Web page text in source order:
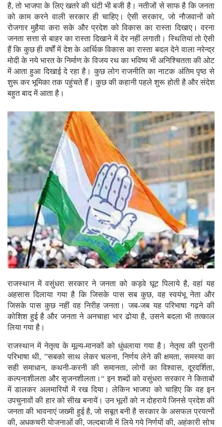
है, तो भाजपा के लिए खतरे की घंटी भी बजी है। नतीजों से साफ है कि जनता
को काम करने वाली सरकार ही चाहिए। ऐसी सरकार, जो नौजवानों को
रोजगार मुहैया करा सके और प्रदेश को विकास का रास्ता दिखाए। वरना
जनता सत्ता से बाहर का रास्ता दिखाने में देर नहीं लगाती। स्थितियां तो ऐसी
हैं कि कुछ ही वर्षों में देश के आर्थिक विकास का रास्ता बदल देने वाला नरेन्द्र
मोदी के नये भारत के निर्माण के विजय रथ का भविष्य भी अनिश्चितता की ओट
में आता हुआ दिखाई दे रहा है। कुछ लोग राजनीति का नाटक अंतिम पृष्ठ से
शुरू कर भूमिका तक पहुंचते हैं। कुछ की कहानी पहले शुरू होती है और संदेश
बहुत बाद में आता है।
राजस्थान में वसुंधरा सरकार ने जनता को कड़वे घूट पिलाये है, वहां यह
अहसास दिलाया गया है कि जिसके पास सब कुछ, वह स्वयंभू नेता और
जिसके पास कुछ नहीं वह निरीह जनता। जब-जब यह परिभाषा गढ़ने की
कोशिश हुई है और जनता ने अनचाहा भार ढोया है, उसने बदला भी तत्काल
लिया गया है।
राजस्थान में नेतृत्व के मूल्य-मानकों को धुंधलाया गया है। नेतृत्व की पुरानी
परिभाषा थी, ”सबको साथ लेकर चलना, निर्णय लेने की क्षमता, समस्या का
सही समाधान, कथनी-करनी की समानता, लोगों का विश्वास, दूरदर्शिता,
कल्पनाशीलता और सृजनशीलता।“ इन शब्दों को वसुंधरा सरकार ने किताबों
में डालकर अलमारियों में रख दिया। लेकिन भाजपा को चाहिए कि वह इन
उपचुनावों की हार को सीख बनायें। उन भूलों को न दोहराये जिनसे प्रदेश की
जनता की भावनाएं जख्मी हुई है, जो सबूत बनी है सरकार के असफल प्रयत्नों
की, अधकचरी योजनाओं की, जल्दबाजी में लिये गये निर्णयों की, अहंकारी सोच